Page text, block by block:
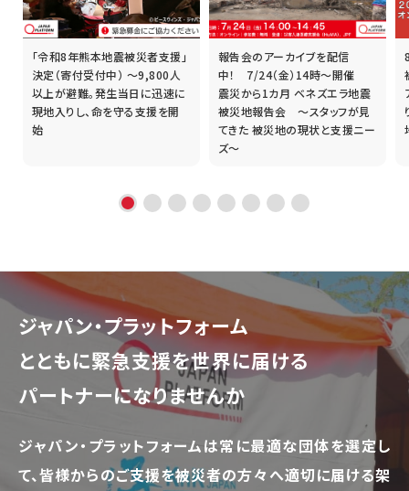
「令和8年熊本地震被災者支援」
決定（寄付受付中） ～9,800人
以上が避難。発生当日に迅速に
現地入りし、命を守る支援を開
始
報告会のアーカイブを配信
中！ 7/24（金）14時～開催
震災から1カ月 ベネズエラ地震
被災地報告会 ～スタッフが見
てきた 被災地の現状と支援ニー
ズ～
ジャパン・プラットフォーム
とともに緊急支援を世界に届ける
パートナーになりませんか
ジャパン・プラットフォームは常に最適な団体を選定し
て、皆様からのご支援を被災者の方々へ適切に届ける架